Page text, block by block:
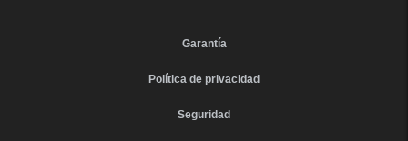
Garantía
Política de privacidad
Seguridad